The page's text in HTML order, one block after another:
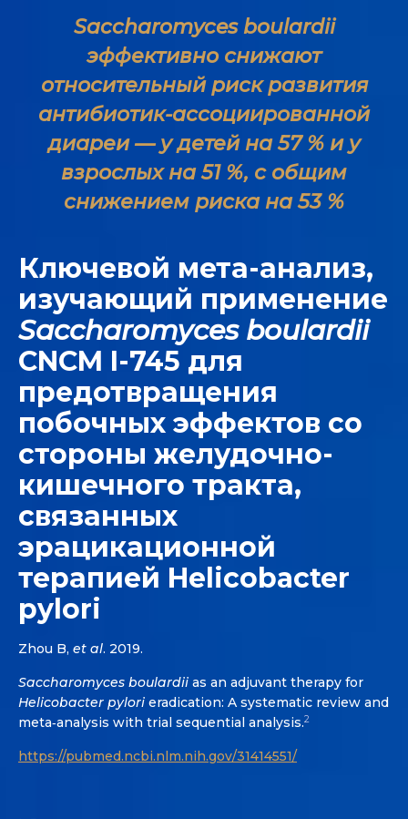
Saccharomyces boulardii
эффективно снижают
относительный риск развития
антибиотик-ассоциированной
диареи — у детей на 57 % и у
взрослых на 51 %, с общим
снижением риска на 53 %
Ключевой мета-анализ,
изучающий применение
Saccharomyces boulardii
CNCM I-745 для
предотвращения
побочных эффектов со
стороны желудочно-
кишечного тракта,
связанных
эрацикационной
терапией Helicobacter
pylori
Zhou B, et al. 2019.
Saccharomyces boulardii as an adjuvant therapy for
Helicobacter pylori eradication: A systematic review and
meta‐analysis with trial sequential analysis.2
https://pubmed.ncbi.nlm.nih.gov/31414551/